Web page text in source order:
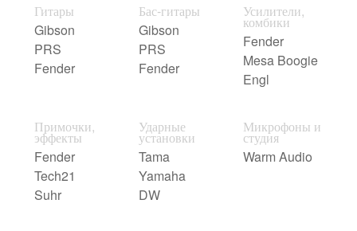
Гитары
Gibson
PRS
Fender
Бас-гитары
Gibson
PRS
Fender
Усилители,
комбики
Fender
Mesa Boogie
Engl
Примочки,
эффекты
Fender
Tech21
Suhr
Ударные
установки
Tama
Yamaha
DW
Микрофоны и
студия
Warm Audio